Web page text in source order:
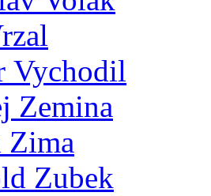
Vychodil
Zemina
Zima
Zubek